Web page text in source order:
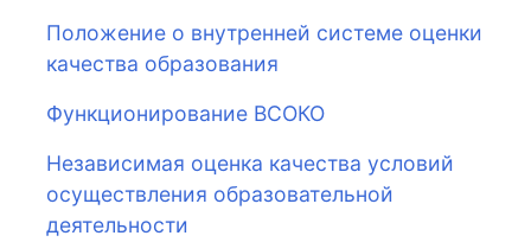
Положение о внутренней системе оценки
качества образования
Функционирование ВСОКО
Независимая оценка качества условий
осуществления образовательной
деятельности